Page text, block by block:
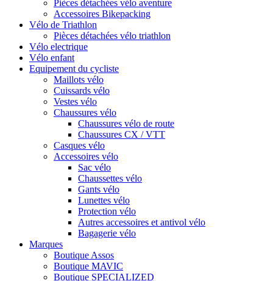
Pièces détachées vélo aventure
Accessoires Bikepacking
Vélo de Triathlon
Pièces détachées vélo triathlon
Vélo electrique
Vélo enfant
Equipement du cycliste
Maillots vélo
Cuissards vélo
Vestes vélo
Chaussures vélo
Chaussures vélo de route
Chaussures CX / VTT
Casques vélo
Accessoires vélo
Sac vélo
Chaussettes vélo
Gants vélo
Lunettes vélo
Protection vélo
Autres accessoires et antivol vélo
Bagagerie vélo
Marques
Boutique Assos
Boutique MAVIC
Boutique SPECIALIZED